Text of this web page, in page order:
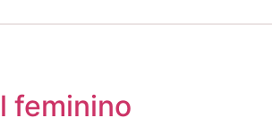
feminino